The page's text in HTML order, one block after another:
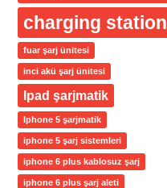
charging station
fuar şarj ünitesi
inci akü şarj ünitesi
Ipad şarjmatik
Iphone 5 şarjmatik
iphone 5 şarj sistemleri
iphone 6 plus kablosuz şarj
iphone 6 plus şarj aleti